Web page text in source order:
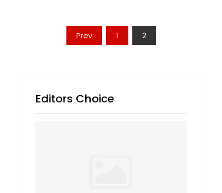
navigation
Prev 1 2
Editors Choice